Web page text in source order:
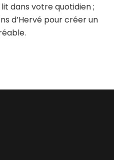
dans votre quotidien ;
d’Hervé pour créer un